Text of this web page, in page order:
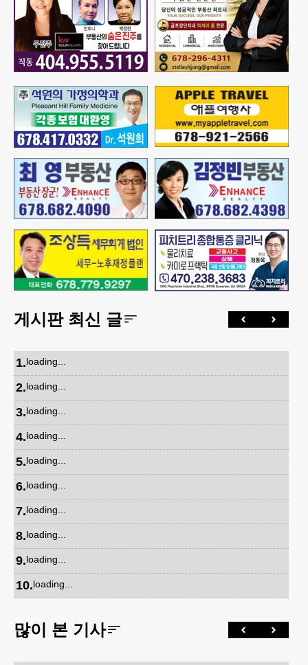
게시판 최신 글
1.loading...
2.loading...
3.loading...
4.loading...
5.loading...
6.loading...
7.loading...
8.loading...
9.loading...
10.loading...
많이 본 기사